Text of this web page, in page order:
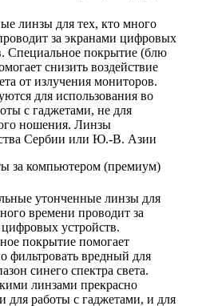
линзы для тех, кто много
за экранами цифровых
Специальное покрытие (блю
снизить воздействие
от излучения мониторов.
для использования во
с гаджетами, не для
ношения. Линзы
Сербии или Ю.-В. Азии
за компьютером (премиум)
утонченные линзы для
времени проводит за
устройств.
покрытие помогает
фильтровать вредный для
синего спектра света.
линзами прекрасно
для работы с гаджетами, и для